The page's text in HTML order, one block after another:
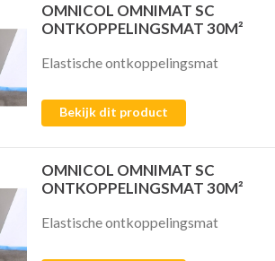
OMNICOL OMNIMAT SC
ONTKOPPELINGSMAT 30M²
Elastische ontkoppelingsmat
Bekijk dit product
OMNICOL OMNIMAT SC
ONTKOPPELINGSMAT 30M²
Elastische ontkoppelingsmat